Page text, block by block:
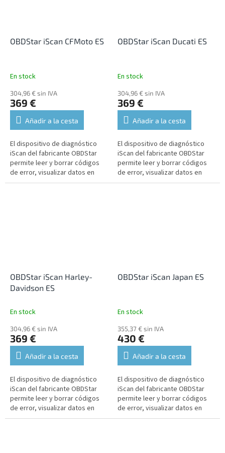
OBDStar iScan CFMoto ES
En stock
304,96 € sin IVA
369 €
Añadir a la cesta
El dispositivo de diagnóstico
iScan del fabricante OBDStar
permite leer y borrar códigos
de error, visualizar datos en
tiempo real, realizar funciones
OBDStar iScan Ducati ES
En stock
304,96 € sin IVA
369 €
Añadir a la cesta
El dispositivo de diagnóstico
iScan del fabricante OBDStar
permite leer y borrar códigos
de error, visualizar datos en
tiempo real, realizar funciones
OBDStar iScan Harley-
Davidson ES
En stock
304,96 € sin IVA
369 €
Añadir a la cesta
El dispositivo de diagnóstico
iScan del fabricante OBDStar
permite leer y borrar códigos
de error, visualizar datos en
tiempo real, realizar funciones
OBDStar iScan Japan ES
En stock
355,37 € sin IVA
430 €
Añadir a la cesta
El dispositivo de diagnóstico
iScan del fabricante OBDStar
permite leer y borrar códigos
de error, visualizar datos en
tiempo real, realizar funciones